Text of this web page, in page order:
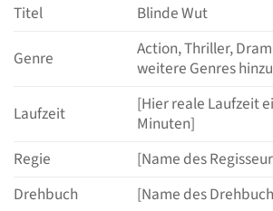
Titel
Blinde Wut
Genre
Action, Thriller,
weitere Genres
Laufzeit
[Hier reale Laufzeit
Minuten]
Regie
[Name des
Drehbuch
[Name des